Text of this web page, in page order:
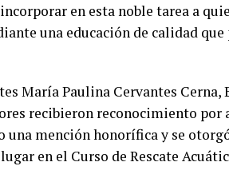
en esta noble tarea a
una educación de calidad
María Paulina Cervantes
recibieron reconocimiento por
una mención honorífica y se
en el Curso de Rescate